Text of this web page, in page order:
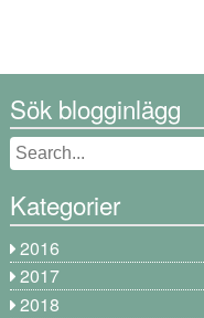
Sök blogginlägg
Kategorier
2016
2017
2018